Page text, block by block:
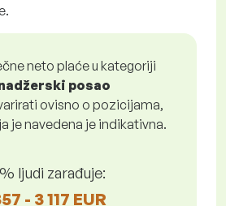
neto plaće u kategoriji
posao
ovisno o pozicijama,
je navedena je indikativna.
ljudi zarađuje:
- 3 117 EUR